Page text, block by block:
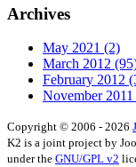
Archives
May 2021 (2)
March 2012
February 2012
November 2011
Copyright © 2006 - 2026
K2 is a joint project by
under the GNU/GPL v2